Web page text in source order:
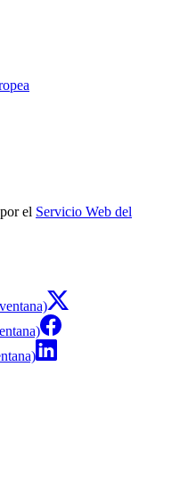
el Servicio Web del